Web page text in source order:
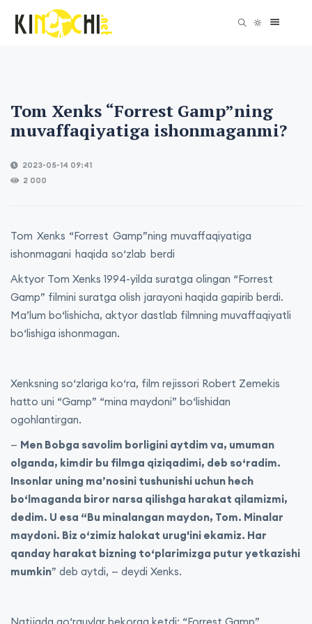
Tom Xenks “Forrest Gamp”ning
muvaffaqiyatiga ishonmaganmi?
2023-05-14 09:41
2 000
Tom Xenks “Forrest Gamp”ning muvaffaqiyatiga
ishonmagani haqida so‘zlab berdi
Aktyor Tom Xenks 1994-yilda suratga olingan “Forrest
Gamp” filmini suratga olish jarayoni haqida gapirib berdi.
Ma’lum bo‘lishicha, aktyor dastlab filmning muvaffaqiyatli
bo‘lishiga ishonmagan.
Xenksning so‘zlariga ko‘ra, film rejissori Robert Zemekis
hatto uni “Gamp” “mina maydoni” bo‘lishidan
ogohlantirgan.
— Men Bobga savolim borligini aytdim va, umuman
olganda, kimdir bu filmga qiziqadimi, deb so‘radim.
Insonlar uning ma’nosini tushunishi uchun hech
bo‘lmaganda biror narsa qilishga harakat qilamizmi,
dedim. U esa “Bu minalangan maydon, Tom. Minalar
maydoni. Biz o‘zimiz halokat urug'ini ekamiz. Har
qanday harakat bizning to‘plarimizga putur yetkazishi
mumkin” deb aytdi, — deydi Xenks.